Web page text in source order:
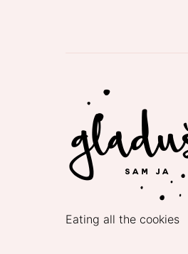
Eating all the cookies